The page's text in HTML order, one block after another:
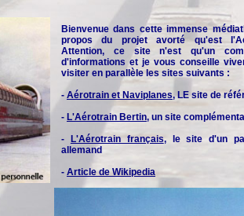
Bienvenue dans cette immense
propos du projet avorté qu'est
Attention, ce site n'est qu'un
d'informations et je vous conseille
visiter en parallèle les sites suivants :
- Aérotrain et Naviplanes, LE site de
- L'Aérotrain Bertin, un site
-
L'Aérotrain français, le site d'un
allemand
- Article de Wikipedia